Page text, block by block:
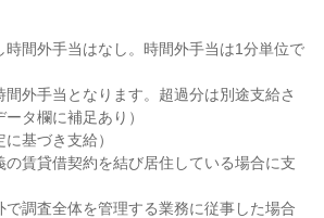
時間外手当はなし。時間外手当は1分単位で
外手当となります。超過分は別途支給さ
タ欄に補足あり）
基づき支給）
の賃貸借契約を結び居住している場合に支
で調査全体を管理する業務に従事した場合